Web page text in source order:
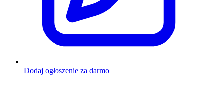
Dodaj ogłoszenie za darmo